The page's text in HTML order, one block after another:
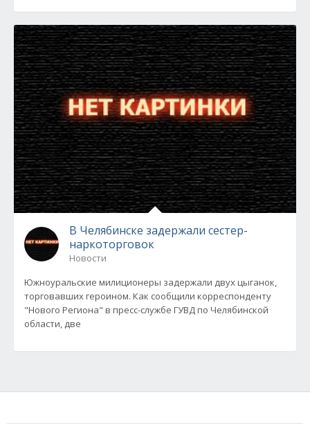
В Челябинске задержали сестер-
наркоторговок
Новости
Южноуральские милиционеры задержали двух цыганок,
торговавших героином. Как сообщили корреспонденту
"Нового Региона" в пресс-службе ГУВД по Челябинской
области, две